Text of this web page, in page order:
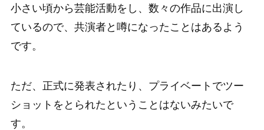
小さい頃から芸能活動をし、数々の作品に出演し
ているので、共演者と噂になったことはあるよう
です。
ただ、正式に発表されたり、プライベートでツー
ショットをとられたということはないみたいで
す。